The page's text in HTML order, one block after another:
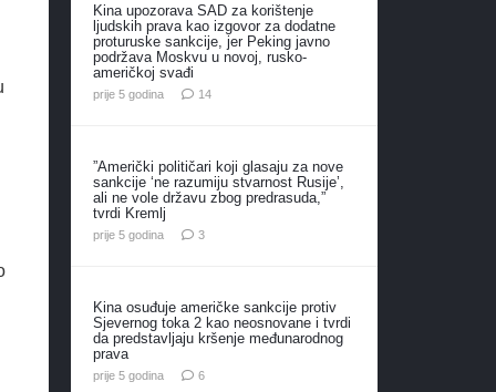
Kina upozorava SAD za korištenje
ljudskih prava kao izgovor za dodatne
proturuske sankcije, jer Peking javno
podržava Moskvu u novoj, rusko-
američkoj svađi
prije 5 godina 14komentara
”Američki političari koji glasaju za nove
sankcije ‘ne razumiju stvarnost Rusije’,
ali ne vole državu zbog predrasuda,”
tvrdi Kremlj
prije 5 godina 3komentara
Kina osuđuje američke sankcije protiv
Sjevernog toka 2 kao neosnovane i tvrdi
da predstavljaju kršenje međunarodnog
prava
prije 5 godina 6komentara